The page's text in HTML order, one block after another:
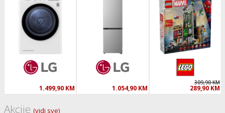
1.499,90 KM 1.054,90 KM
309,90 KM
289,90 KM
Akcije (vidi sve)